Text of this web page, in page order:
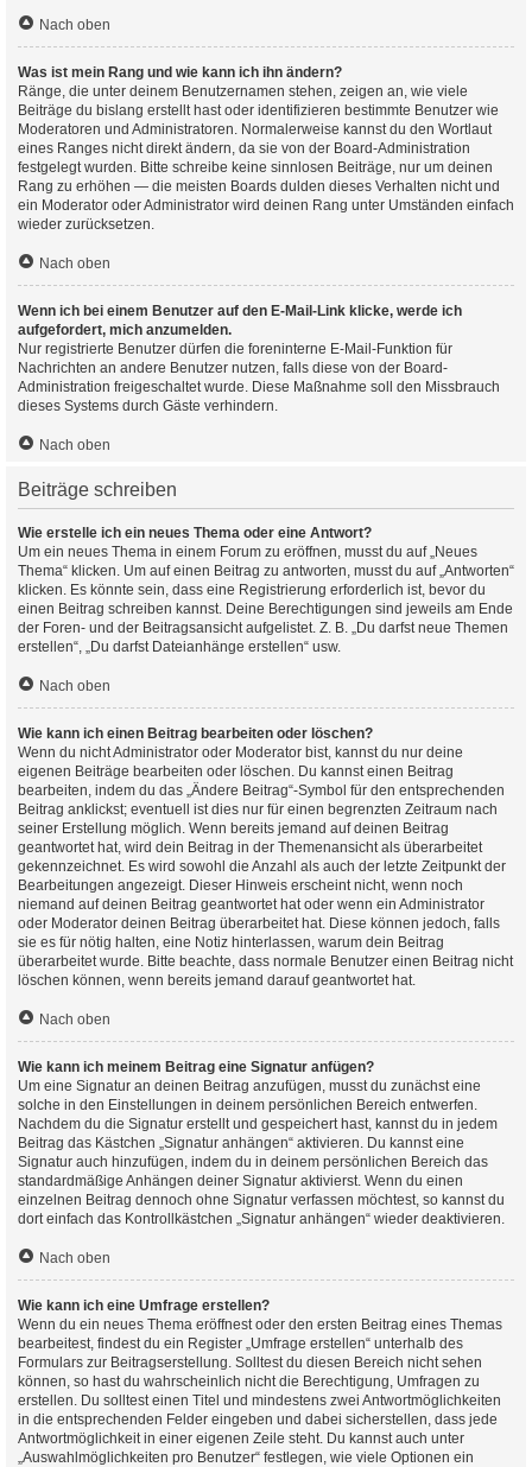
Nach oben
Was ist mein Rang und wie kann ich ihn ändern?
Ränge, die unter deinem Benutzernamen stehen, zeigen an, wie viele
Beiträge du bislang erstellt hast oder identifizieren bestimmte Benutzer wie
Moderatoren und Administratoren. Normalerweise kannst du den Wortlaut
eines Ranges nicht direkt ändern, da sie von der Board-Administration
festgelegt wurden. Bitte schreibe keine sinnlosen Beiträge, nur um deinen
Rang zu erhöhen — die meisten Boards dulden dieses Verhalten nicht und
ein Moderator oder Administrator wird deinen Rang unter Umständen einfach
wieder zurücksetzen.
Nach oben
Wenn ich bei einem Benutzer auf den E-Mail-Link klicke, werde ich
aufgefordert, mich anzumelden.
Nur registrierte Benutzer dürfen die foreninterne E-Mail-Funktion für
Nachrichten an andere Benutzer nutzen, falls diese von der Board-
Administration freigeschaltet wurde. Diese Maßnahme soll den Missbrauch
dieses Systems durch Gäste verhindern.
Nach oben
Beiträge schreiben
Wie erstelle ich ein neues Thema oder eine Antwort?
Um ein neues Thema in einem Forum zu eröffnen, musst du auf „Neues
Thema“ klicken. Um auf einen Beitrag zu antworten, musst du auf „Antworten“
klicken. Es könnte sein, dass eine Registrierung erforderlich ist, bevor du
einen Beitrag schreiben kannst. Deine Berechtigungen sind jeweils am Ende
der Foren- und der Beitragsansicht aufgelistet. Z. B. „Du darfst neue Themen
erstellen“, „Du darfst Dateianhänge erstellen“ usw.
Nach oben
Wie kann ich einen Beitrag bearbeiten oder löschen?
Wenn du nicht Administrator oder Moderator bist, kannst du nur deine
eigenen Beiträge bearbeiten oder löschen. Du kannst einen Beitrag
bearbeiten, indem du das „Ändere Beitrag“-Symbol für den entsprechenden
Beitrag anklickst; eventuell ist dies nur für einen begrenzten Zeitraum nach
seiner Erstellung möglich. Wenn bereits jemand auf deinen Beitrag
geantwortet hat, wird dein Beitrag in der Themenansicht als überarbeitet
gekennzeichnet. Es wird sowohl die Anzahl als auch der letzte Zeitpunkt der
Bearbeitungen angezeigt. Dieser Hinweis erscheint nicht, wenn noch
niemand auf deinen Beitrag geantwortet hat oder wenn ein Administrator
oder Moderator deinen Beitrag überarbeitet hat. Diese können jedoch, falls
sie es für nötig halten, eine Notiz hinterlassen, warum dein Beitrag
überarbeitet wurde. Bitte beachte, dass normale Benutzer einen Beitrag nicht
löschen können, wenn bereits jemand darauf geantwortet hat.
Nach oben
Wie kann ich meinem Beitrag eine Signatur anfügen?
Um eine Signatur an deinen Beitrag anzufügen, musst du zunächst eine
solche in den Einstellungen in deinem persönlichen Bereich entwerfen.
Nachdem du die Signatur erstellt und gespeichert hast, kannst du in jedem
Beitrag das Kästchen „Signatur anhängen“ aktivieren. Du kannst eine
Signatur auch hinzufügen, indem du in deinem persönlichen Bereich das
standardmäßige Anhängen deiner Signatur aktivierst. Wenn du einen
einzelnen Beitrag dennoch ohne Signatur verfassen möchtest, so kannst du
dort einfach das Kontrollkästchen „Signatur anhängen“ wieder deaktivieren.
Nach oben
Wie kann ich eine Umfrage erstellen?
Wenn du ein neues Thema eröffnest oder den ersten Beitrag eines Themas
bearbeitest, findest du ein Register „Umfrage erstellen“ unterhalb des
Formulars zur Beitragserstellung. Solltest du diesen Bereich nicht sehen
können, so hast du wahrscheinlich nicht die Berechtigung, Umfragen zu
erstellen. Du solltest einen Titel und mindestens zwei Antwortmöglichkeiten
in die entsprechenden Felder eingeben und dabei sicherstellen, dass jede
Antwortmöglichkeit in einer eigenen Zeile steht. Du kannst auch unter
„Auswahlmöglichkeiten pro Benutzer“ festlegen, wie viele Optionen ein